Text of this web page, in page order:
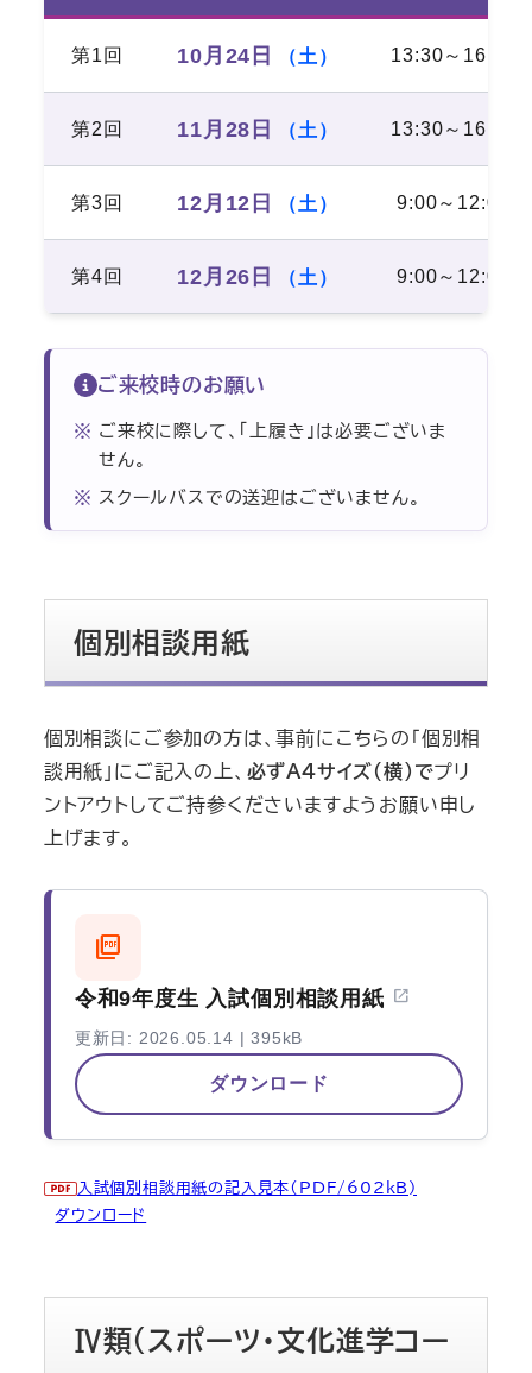
第1回 10月24日 （土） 13:30～16:30
第2回 11月28日 （土） 13:30～16:30
第3回 12月12日 （土） 9:00～12:00
第4回 12月26日 （土） 9:00～12:00
ご来校時のお願い
ご来校に際して、「上履き」は必要ございま
せん。
スクールバスでの送迎はございません。
個別相談用紙
個別相談にご参加の方は、事前にこちらの「個別相
談用紙」にご記入の上、 必ずA4サイズ（横）でプリ
ントアウトしてご持参くださいますようお願い申し
上げます。
picture_as_pdf
令和9年度生 入試個別相談用紙 open_in_new
更新日: 2026.05.14 | 395kB
ダウンロード
入試個別相談用紙の記入見本（PDF/602kB)
ダウンロード
Ⅳ類（スポーツ・文化進学コー